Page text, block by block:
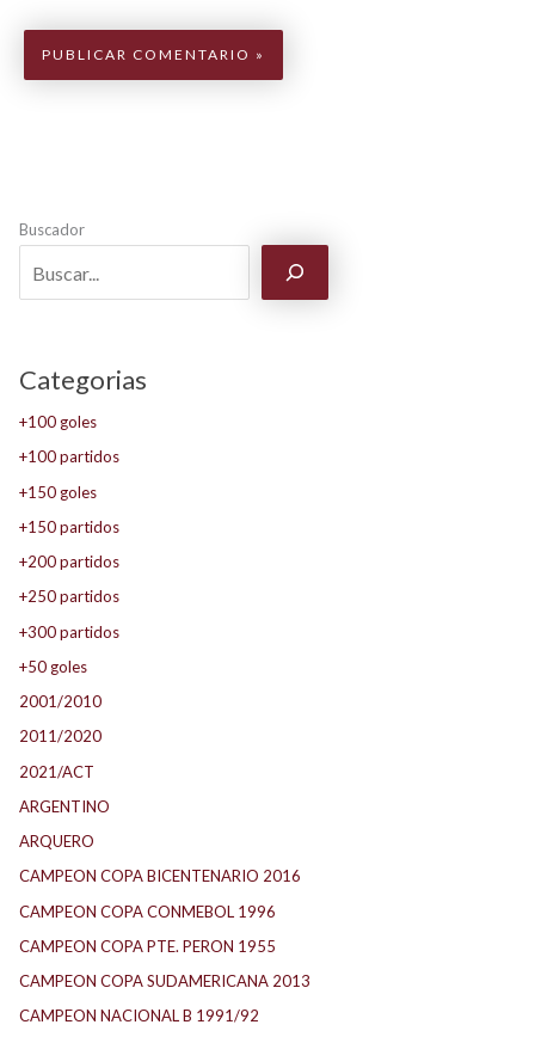
Buscador
Categorias
+100 goles
+100 partidos
+150 goles
+150 partidos
+200 partidos
+250 partidos
+300 partidos
+50 goles
2001/2010
2011/2020
2021/ACT
ARGENTINO
ARQUERO
CAMPEON COPA BICENTENARIO 2016
CAMPEON COPA CONMEBOL 1996
CAMPEON COPA PTE. PERON 1955
CAMPEON COPA SUDAMERICANA 2013
CAMPEON NACIONAL B 1991/92